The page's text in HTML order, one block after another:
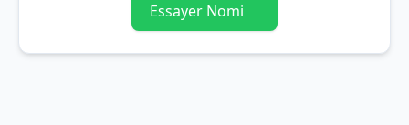
Essayer Nomi